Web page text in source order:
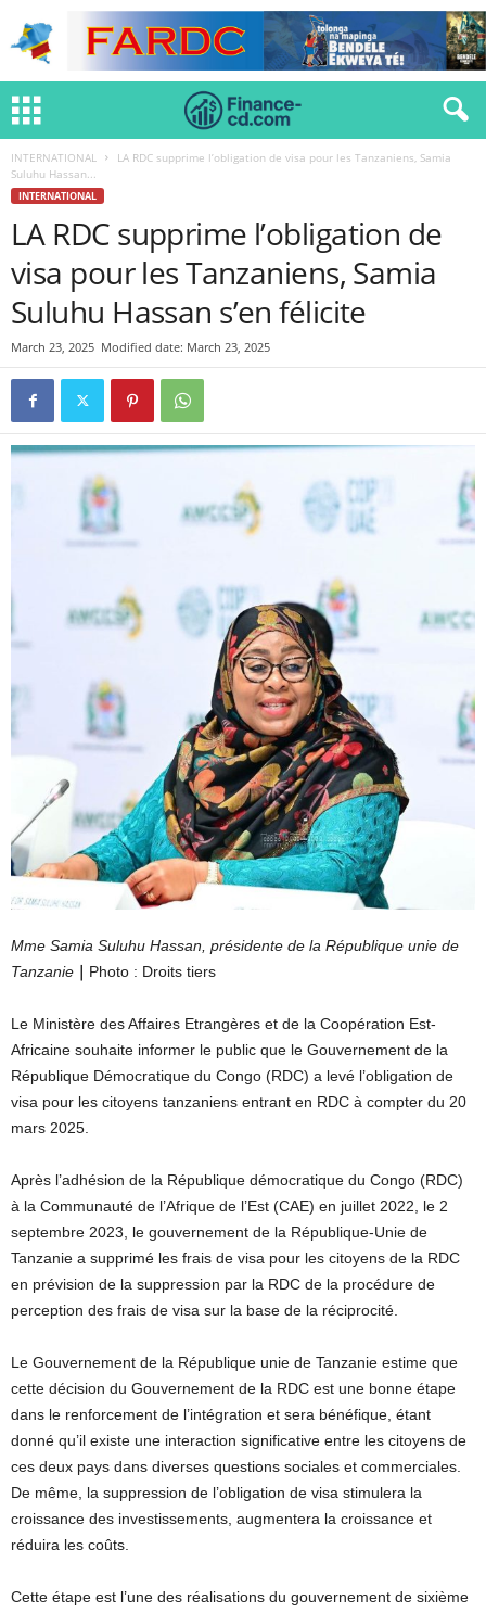
INTERNATIONAL
LA RDC supprime l’obligation de visa pour les Tanzaniens, Samia
Suluhu Hassan...
INTERNATIONAL
LA RDC supprime l’obligation de
visa pour les Tanzaniens, Samia
Suluhu Hassan s’en félicite
March 23, 2025 Modified date: March 23, 2025
Mme Samia Suluhu Hassan, présidente de la République unie de
Tanzanie
Photo : Droits tiers
Le Ministère des Affaires Etrangères et de la Coopération Est-
Africaine souhaite informer le public que le Gouvernement de la
République Démocratique du Congo (RDC) a levé l’obligation de
visa pour les citoyens tanzaniens entrant en RDC à compter du 20
mars 2025.
Après l’adhésion de la République démocratique du Congo (RDC)
à la Communauté de l’Afrique de l’Est (CAE) en juillet 2022, le 2
septembre 2023, le gouvernement de la République-Unie de
Tanzanie a supprimé les frais de visa pour les citoyens de la RDC
en prévision de la suppression par la RDC de la procédure de
perception des frais de visa sur la base de la réciprocité.
Le Gouvernement de la République unie de Tanzanie estime que
cette décision du Gouvernement de la RDC est une bonne étape
dans le renforcement de l’intégration et sera bénéfique, étant
donné qu’il existe une interaction significative entre les citoyens de
ces deux pays dans diverses questions sociales et commerciales.
De même, la suppression de l’obligation de visa stimulera la
croissance des investissements, augmentera la croissance et
réduira les coûts.
Cette étape est l’une des réalisations du gouvernement de sixième